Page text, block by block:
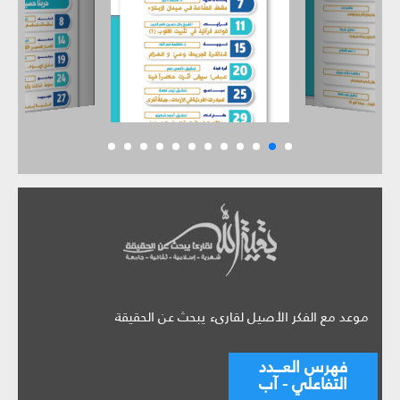
موعد مع الفكر الأصيل لقارىء يبحث عن الحقيقة
فهرس العـــدد
التفاعلي - آب